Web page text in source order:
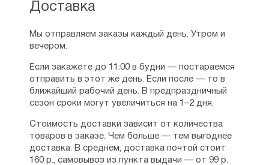
Доставка
Мы отправляем заказы каждый день. Утром и
вечером.
Если закажете до 11:00 в будни — постараемся
отправить в этот же день. Если после — то в
ближайший рабочий день. В предпраздничный
сезон сроки могут увеличиться на 1–2 дня.
Стоимость доставки зависит от количества
товаров в заказе. Чем больше — тем выгоднее
доставка. В среднем, доставка почтой стоит
160 р., самовывоз из пункта выдачи — от 99 р.